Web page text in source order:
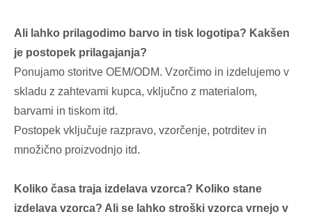
Ali lahko prilagodimo barvo in tisk logotipa? Kakšen
je postopek prilagajanja?
Ponujamo storitve OEM/ODM. Vzorčimo in izdelujemo v
skladu z zahtevami kupca, vključno z materialom,
barvami in tiskom itd.
Postopek vključuje razpravo, vzorčenje, potrditev in
množično proizvodnjo itd.
Koliko časa traja izdelava vzorca? Koliko stane
izdelava vzorca? Ali se lahko stroški vzorca vrnejo v